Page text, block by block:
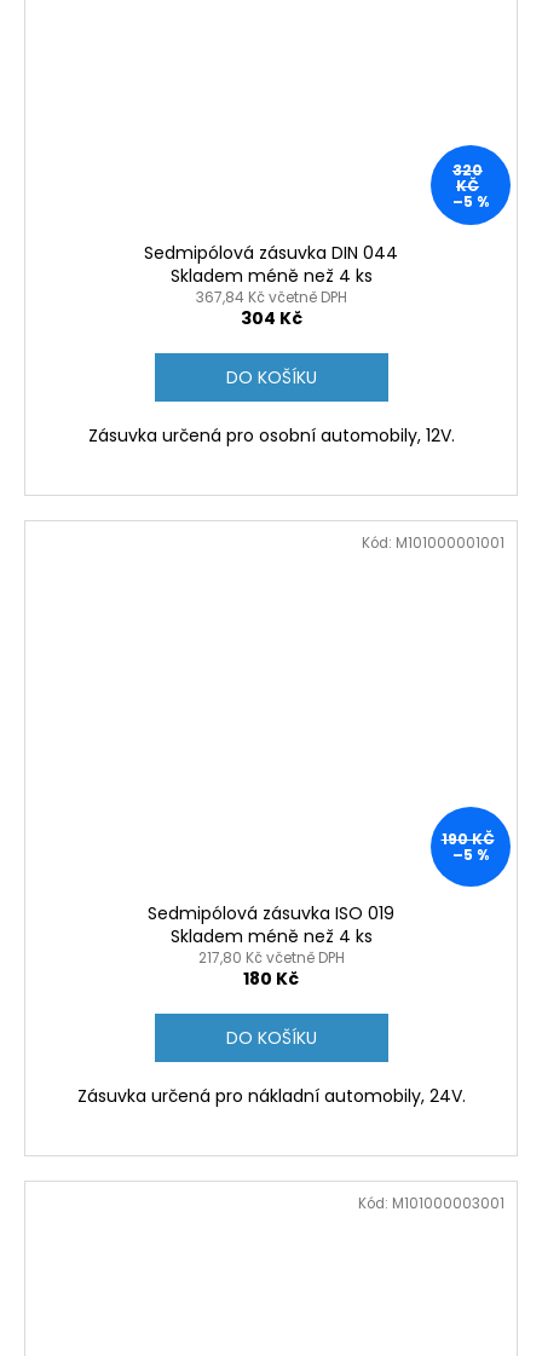
320
KČ
–5 %
Sedmipólová zásuvka DIN 044
Skladem méně než 4 ks
367,84 Kč včetně DPH
304 Kč
DO KOŠÍKU
Zásuvka určená pro osobní automobily, 12V.
190 KČ
–5 %
Sedmipólová zásuvka ISO 019
Skladem méně než 4 ks
217,80 Kč včetně DPH
180 Kč
DO KOŠÍKU
Zásuvka určená pro nákladní automobily, 24V.
Kód: M101000001001
Kód: M101000003001